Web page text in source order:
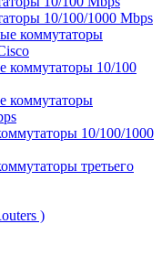
10/100/1000 Mbps
коммутаторы
коммутаторы 10/100
коммутаторы
10/100/1000
третьего
)